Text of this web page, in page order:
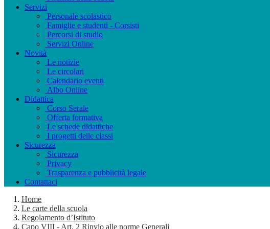
Servizi
Personale scolastico
Famiglie e studenti - Corsisti
Percorsi di studio
Servizi Online
Novità
Le notizie
Le circolari
Calendario eventi
Albo Online
Didattica
Corso Serale
Offerta formativa
Le schede didattiche
I progetti delle classi
Sicurezza
Sicurezza
Privacy
Trasparenza e pubblicità legale
Contattaci
Home
Le carte della scuola
Regolamento d’Istituto
Capo VIII - Art. 2 Rinvio alle norme Generali